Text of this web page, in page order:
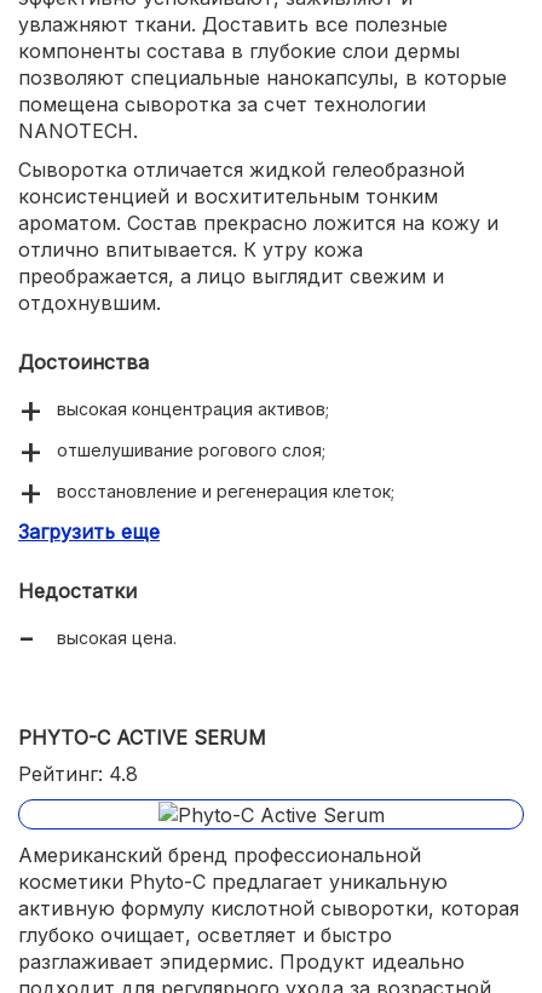
увлажняют ткани. Доставить все полезные
компоненты состава в глубокие слои дермы
позволяют специальные нанокапсулы, в которые
помещена сыворотка за счет технологии
NANOTECH.
Сыворотка отличается жидкой гелеобразной
консистенцией и восхитительным тонким
ароматом. Состав прекрасно ложится на кожу и
отлично впитывается. К утру кожа
преображается, а лицо выглядит свежим и
отдохнувшим.
Достоинства
высокая концентрация активов;
отшелушивание рогового слоя;
восстановление и регенерация клеток;
успокаивающее действие;
Загрузить еще
Недостатки
высокая цена.
PHYTO-C ACTIVE SERUM
Рейтинг: 4.8
Американский бренд профессиональной
косметики Phyto-C предлагает уникальную
активную формулу кислотной сыворотки, которая
глубоко очищает, осветляет и быстро
разглаживает эпидермис. Продукт идеально